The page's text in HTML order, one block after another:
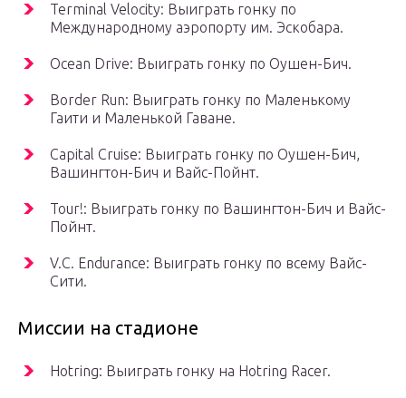
Terminal Velocity: Выиграть гонку по
Международному аэропорту им. Эскобара.
Ocean Drive: Выиграть гонку по Оушен-Бич.
Border Run: Выиграть гонку по Маленькому
Гаити и Маленькой Гаване.
Capital Cruise: Выиграть гонку по Оушен-Бич,
Вашингтон-Бич и Вайс-Пойнт.
Tour!: Выиграть гонку по Вашингтон-Бич и Вайс-
Пойнт.
V.C. Endurance: Выиграть гонку по всему Вайс-
Сити.
Миссии на стадионе
Hotring: Выиграть гонку на Hotring Racer.